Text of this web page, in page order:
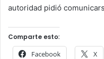
autoridad pidió
Comparte esto:
Facebook X